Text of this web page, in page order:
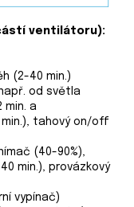
ventilátoru):
(2-40 min.)
od světla
min. a
tahový on/off
(40-90%),
min.), provázkový
vypínač)